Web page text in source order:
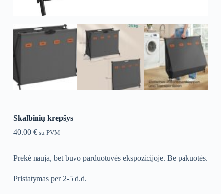
Skalbinių krepšys
40.00 € su PVM
Prekė nauja, bet buvo parduotuvės ekspozicijoje. Be pakuotės.
Pristatymas per 2-5 d.d.